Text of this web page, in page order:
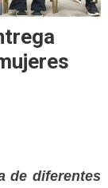
de diferentes